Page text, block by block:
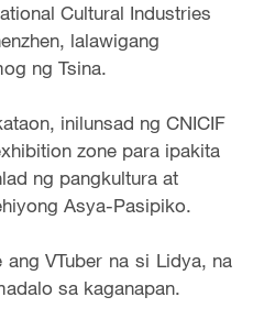
Cultural Industries
lalawigang
ng Tsina.
inilunsad ng CNICIF
zone para ipakita
ng pangkultura at
Asya-Pasipiko.
VTuber na si Lidya, na
sa kaganapan.